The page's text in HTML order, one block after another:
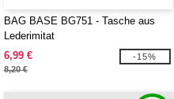
BAG BASE BG751 - Tasche aus
Lederimitat
6,99 €
8,20 €
-15%